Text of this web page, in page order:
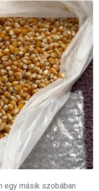
egy másik szobában